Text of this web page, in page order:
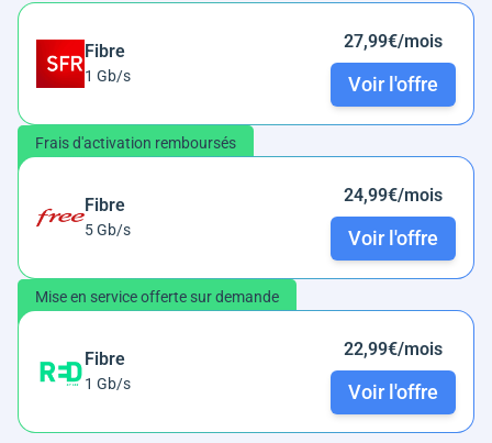
Fibre
1 Gb/s
27,99€/mois
Voir l'offre
Frais d'activation remboursés
Fibre
5 Gb/s
24,99€/mois
Voir l'offre
Mise en service offerte sur demande
Fibre
1 Gb/s
22,99€/mois
Voir l'offre